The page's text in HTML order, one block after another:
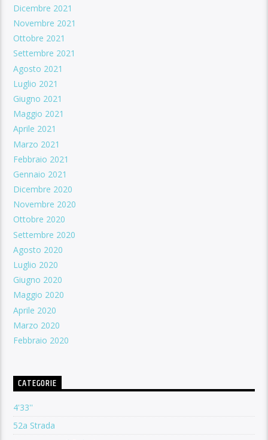
Dicembre 2021
Novembre 2021
Ottobre 2021
Settembre 2021
Agosto 2021
Luglio 2021
Giugno 2021
Maggio 2021
Aprile 2021
Marzo 2021
Febbraio 2021
Gennaio 2021
Dicembre 2020
Novembre 2020
Ottobre 2020
Settembre 2020
Agosto 2020
Luglio 2020
Giugno 2020
Maggio 2020
Aprile 2020
Marzo 2020
Febbraio 2020
CATEGORIE
4'33''
52a Strada